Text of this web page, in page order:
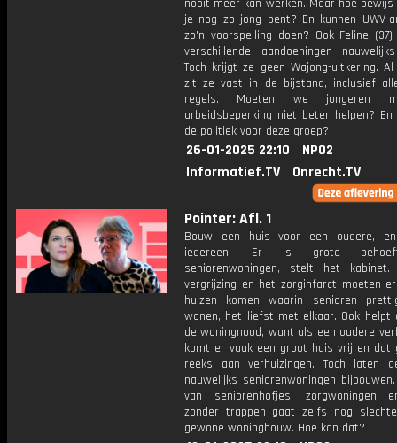
nooit meer kan werken. Maar hoe
je nog zo jong bent? En kunnen UWV-
zo'n voorspelling doen? Ook Feline
verschillende aandoeningen
Toch krijgt ze geen Wajong-uitkering.
zit ze vast in de bijstand, inclusief
regels. Moeten we jongeren
arbeidsbeperking niet beter helpen?
de politiek voor deze groep?
26-01-2025 22:10
NPO2
Informatief.TV
Onrecht.TV
Pointer: Afl. 1
Bouw een huis voor een oudere,
iedereen. Er is grote
seniorenwoningen, stelt het
vergrijzing en het zorginfarct moeten
huizen komen waarin senioren
wonen, het liefst met elkaar. Ook helpt
de woningnood, want als een oudere
komt er vaak een groot huis vrij en dat
reeks aan verhuizingen. Toch laten
nauwelijks seniorenwoningen
van seniorenhofjes, zorgwoningen
zonder trappen gaat zelfs nog
gewone woningbouw. Hoe kan dat?